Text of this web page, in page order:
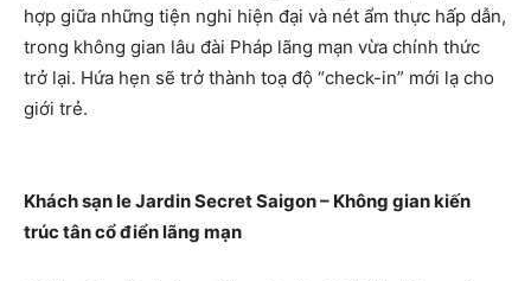
hợp giữa những tiện nghi hiện đại và nét ẩm thực hấp dẫn,
trong không gian lâu đài Pháp lãng mạn vừa chính thức
trở lại. Hứa hẹn sẽ trở thành toạ độ “check-in” mới lạ cho
giới trẻ.
Khách sạn le Jardin Secret Saigon – Không gian kiến
trúc tân cổ điển lãng mạn